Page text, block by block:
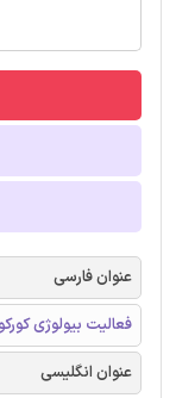
عنوان فارسی
فعالیت بیولوژی
عنوان انگلیسی